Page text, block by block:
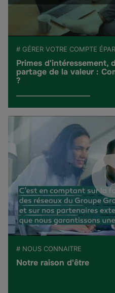
# GÉRER VOTRE COMPTE
Primes d'intéressement,
partage de la valeur :
?
# NOUS CONNAITRE
Notre raison d'être